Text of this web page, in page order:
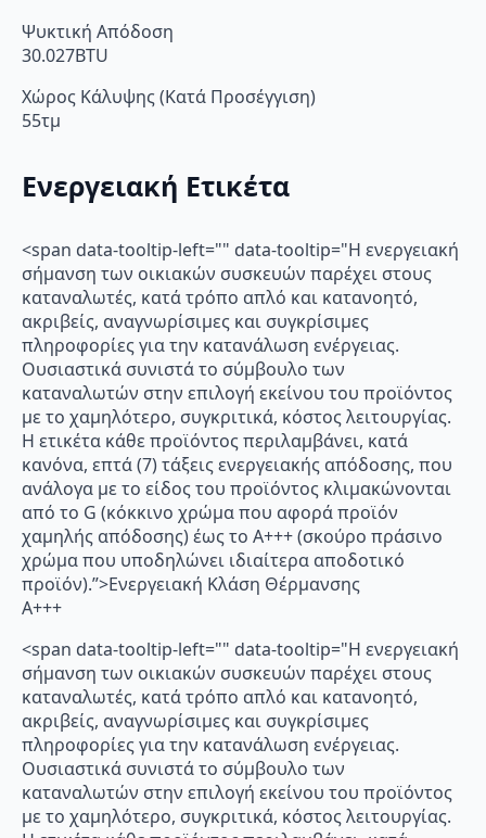
Ψυκτική Απόδοση
30.027BTU
Χώρος Κάλυψης (Κατά Προσέγγιση)
55τμ
Ενεργειακή Ετικέτα
<span data-tooltip-left="" data-tooltip="Η ενεργειακή
σήμανση των οικιακών συσκευών παρέχει στους
καταναλωτές, κατά τρόπο απλό και κατανοητό,
ακριβείς, αναγνωρίσιμες και συγκρίσιμες
πληροφορίες για την κατανάλωση ενέργειας.
Ουσιαστικά συνιστά το σύμβουλο των
καταναλωτών στην επιλογή εκείνου του προϊόντος
με το χαμηλότερο, συγκριτικά, κόστος λειτουργίας.
Η ετικέτα κάθε προϊόντος περιλαμβάνει, κατά
κανόνα, επτά (7) τάξεις ενεργειακής απόδοσης, που
ανάλογα με το είδος του προϊόντος κλιμακώνονται
από το G (κόκκινο χρώμα που αφορά προϊόν
χαμηλής απόδοσης) έως το Α+++ (σκούρο πράσινο
χρώμα που υποδηλώνει ιδιαίτερα αποδοτικό
προϊόν).”>Ενεργειακή Κλάση Θέρμανσης
A+++
<span data-tooltip-left="" data-tooltip="Η ενεργειακή
σήμανση των οικιακών συσκευών παρέχει στους
καταναλωτές, κατά τρόπο απλό και κατανοητό,
ακριβείς, αναγνωρίσιμες και συγκρίσιμες
πληροφορίες για την κατανάλωση ενέργειας.
Ουσιαστικά συνιστά το σύμβουλο των
καταναλωτών στην επιλογή εκείνου του προϊόντος
με το χαμηλότερο, συγκριτικά, κόστος λειτουργίας.